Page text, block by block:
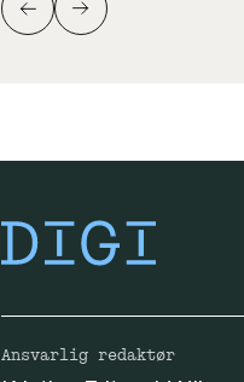
Ansvarlig redaktør